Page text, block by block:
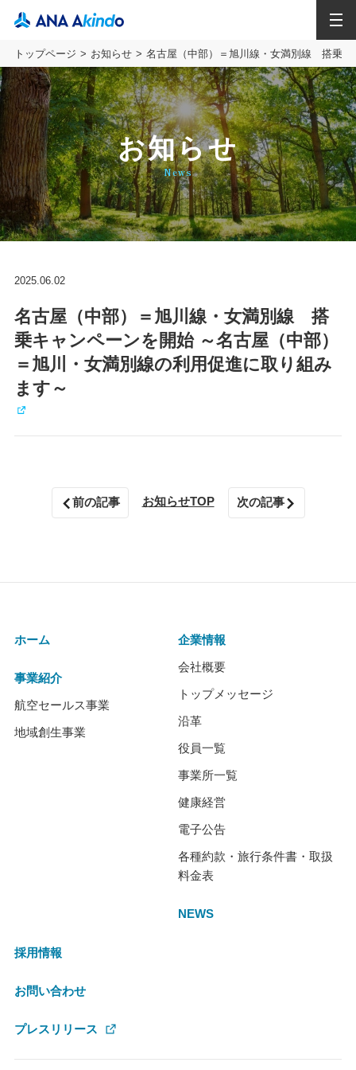
トップページ お知らせ 名古屋（中部）＝旭川線・女満別線 搭乗キ
お知らせ
News
2025.06.02
名古屋（中部）＝旭川線・女満別線 搭
乗キャンペーンを開始 ～名古屋（中部）
＝旭川・女満別線の利用促進に取り組み
ます～
前の記事 お知らせTOP 次の記事
ホーム
事業紹介
航空セールス事業
地域創生事業
企業情報
会社概要
トップメッセージ
沿革
役員一覧
事業所一覧
健康経営
電子公告
各種約款・旅行条件書・取扱
料金表
NEWS
採用情報
お問い合わせ
プレスリリース